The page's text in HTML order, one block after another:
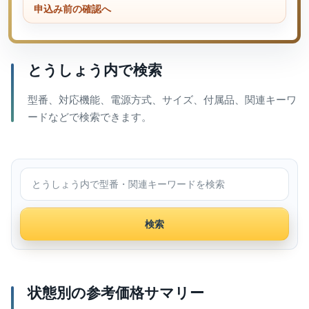
申込み前の確認へ
とうしょう内で検索
型番、対応機能、電源方式、サイズ、付属品、関連キーワ
ードなどで検索できます。
とうしょう内で検索
検索
状態別の参考価格サマリー